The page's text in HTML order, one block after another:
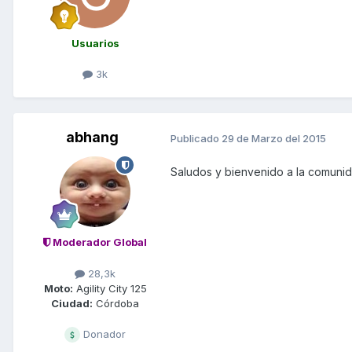
Usuarios
3k
abhang
Moderador Global
28,3k
Moto: Agility City 125
Ciudad: Córdoba
Donador
Publicado 29 de Marzo del 2015
Saludos y bienvenido a la